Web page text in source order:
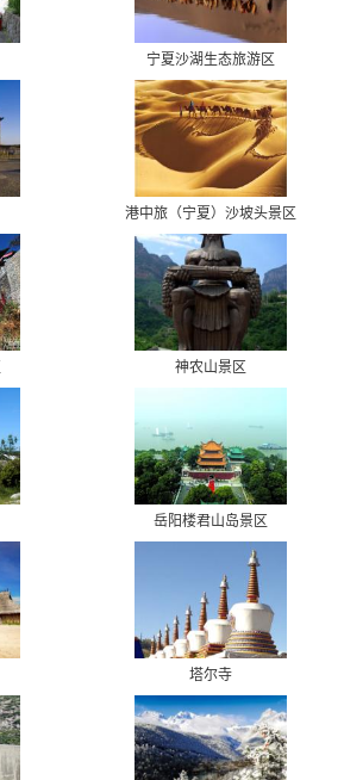
宁夏沙湖生态旅游区
港中旅（宁夏）沙坡头景区
神农山景区
岳阳楼君山岛景区
塔尔寺